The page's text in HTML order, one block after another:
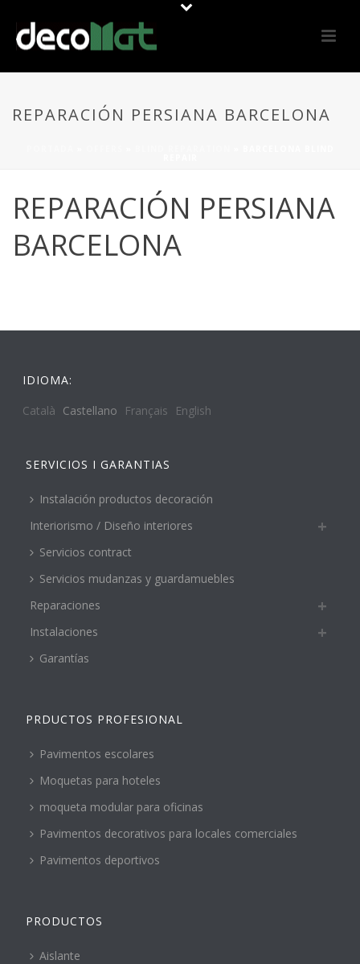
REPARACIÓN PERSIANA BARCELONA
REPARACIÓN PERSIANA
BARCELONA
IDIOMA:
Català Castellano Français English
SERVICIOS I GARANTIAS
Instalación productos decoración
Interiorismo / Diseño interiores
Servicios contract
Servicios mudanzas y guardamuebles
Reparaciones
Instalaciones
Garantías
PRDUCTOS PROFESIONAL
Pavimentos escolares
Moquetas para hoteles
moqueta modular para oficinas
Pavimentos decorativos para locales comerciales
Pavimentos deportivos
PRODUCTOS
Aislante